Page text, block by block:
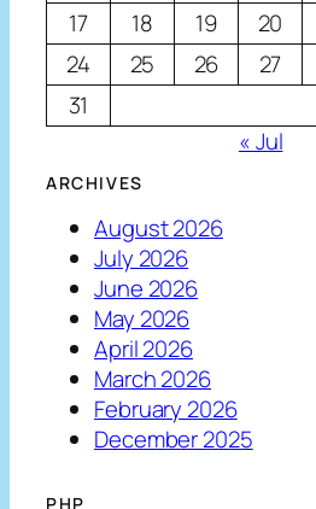
17
18 19 20
24
25 26 27
31
« Jul
ARCHIVES
August 2026
July 2026
June 2026
May 2026
April 2026
March 2026
February 2026
December 2025
PHP